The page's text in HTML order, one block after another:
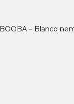
BOOBA – Blanco